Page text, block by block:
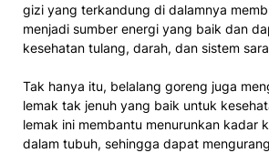
gizi yang terkandung di dalamnya
menjadi sumber energi yang baik dan
kesehatan tulang, darah, dan sistem
Tak hanya itu, belalang goreng juga
lemak tak jenuh yang baik untuk
lemak ini membantu menurunkan kadar
dalam tubuh, sehingga dapat